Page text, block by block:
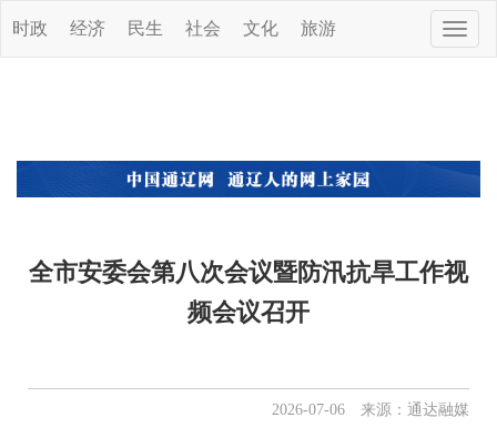
Toggle
时政 经济 民生 社会 文化 旅游
全市安委会第八次会议暨防汛抗旱工作视
频会议召开
2026-07-06 来源：通达融媒